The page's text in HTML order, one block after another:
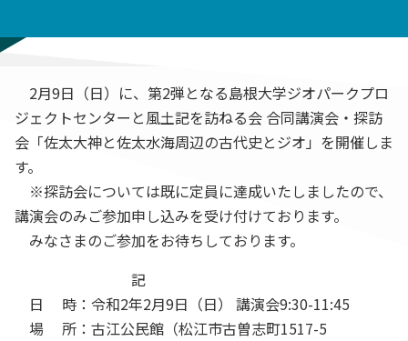
2月9日（日）に、第2弾となる島根大学ジオパークプロ
ジェクトセンターと風土記を訪ねる会 合同講演会・探訪
会「佐太大神と佐太水海周辺の古代史とジオ」を開催しま
す。
※探訪会については既に定員に達成いたしましたので、
講演会のみご参加申し込みを受け付けております。
みなさまのご参加をお待ちしております。
記
日 時：令和2年2月9日（日） 講演会9:30-11:45
場 所：古江公民館（松江市古曽志町1517-5